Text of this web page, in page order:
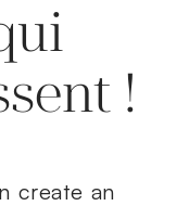
!
create an